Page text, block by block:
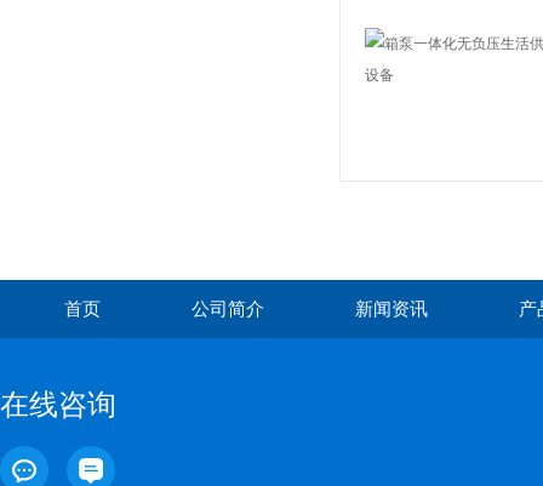
首页 公司简介 新闻资讯 产
在线咨询